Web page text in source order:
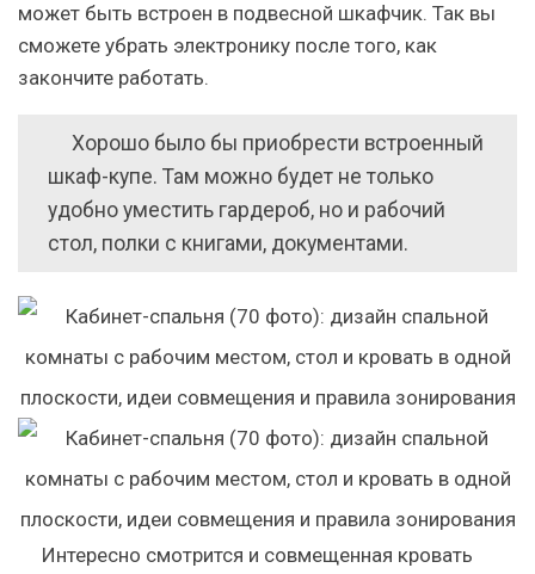
может быть встроен в подвесной шкафчик. Так вы
сможете убрать электронику после того, как
закончите работать.
Хорошо было бы приобрести встроенный
шкаф-купе. Там можно будет не только
удобно уместить гардероб, но и рабочий
стол, полки с книгами, документами.
Интересно смотрится и совмещенная кровать